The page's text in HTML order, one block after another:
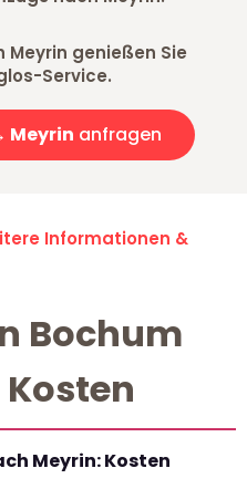
Meyrin genießen Sie
Service.
Meyrin anfragen
Informationen &
Bochum
Meyrin: Kosten